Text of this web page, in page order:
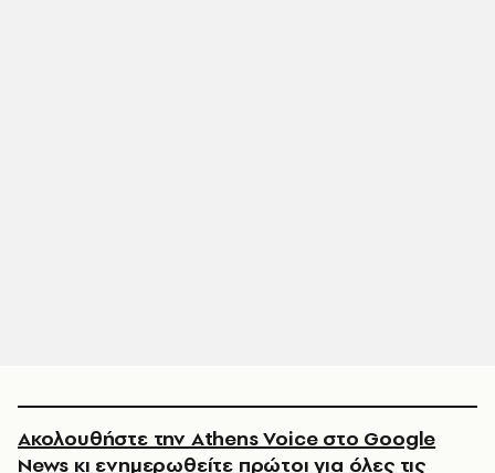
Ακολουθήστε την Athens Voice στο Google
News κι ενημερωθείτε πρώτοι για όλες τις